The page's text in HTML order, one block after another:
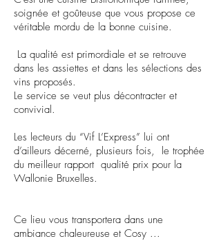
soignée et goûteuse que vous propose ce
véritable mordu de la bonne cuisine.
La qualité est primordiale et se retrouve
dans les assiettes et dans les sélections des
vins proposés.
Le service se veut plus décontracter et
convivial.
Les lecteurs du “Vif L’Express” lui ont
d’ailleurs décerné, plusieurs fois, le trophée
du meilleur rapport qualité prix pour la
Wallonie Bruxelles.
Ce lieu vous transportera dans une
ambiance chaleureuse et Cosy ...